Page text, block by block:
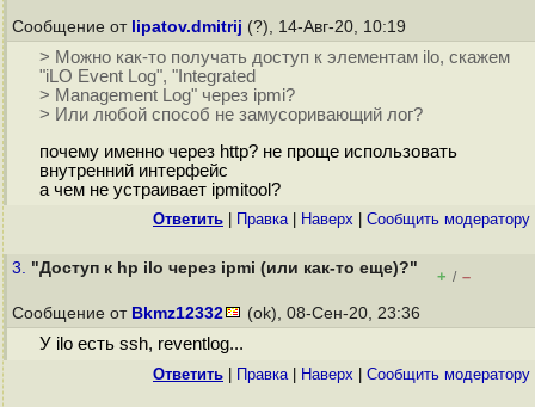
Сообщение от lipatov.dmitrij (?), 14-Авг-20, 10:19
> Можно как-то получать доступ к элементам ilo, скажем
"iLO Event Log", "Integrated
> Management Log" через ipmi?
> Или любой способ не замусоривающий лог?
почему именно через http? не проще использовать
внутренний интерфейс
а чем не устраивает ipmitool?
Ответить Правка| Наверх Cообщить модератору
3. "Доступ к hp ilo через ipmi (или как-то еще)?" + / –
Сообщение от Bkmz12332 (ok), 08-Сен-20, 23:36
У ilo есть ssh, reventlog...
Ответить Правка| Наверх Cообщить модератору